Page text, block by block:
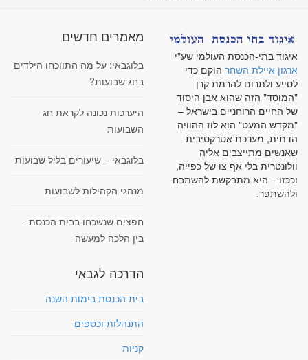
איגוד בתי-הכנסת העולמי שע"י
ארגון איילת השחר הוקם כדי
לסייע ולתרום להרמת קרן
"המוסד" הזה שהוא אבן היסוד
של החיים הרוחניים בישראל –
"מקדש המעט" הוא לוז ההוויה
הדתית, מערכת אטרקטיבית
שאנשים מתייצבים אליה
וולונטרית בלי אף צו של כפייה,
וככזו – היא מתבקשת להשתבח
ולהשתפר.
מאמרים חדשים
בלוגבאי: על מה התווכחו הילדים
בחג שבועות?
היערכות נכונה לקראת חג
השבועות
בלוגבאי – שיעורים בליל שבועות
מנהגי הקהילות לשבועות
חפצים שנשכחו בבית הכנסת -
בין הלכה למעשה
הדרכה לגבאי
בית הכנסת בימות השנה
התנהלות וכספים
קניות